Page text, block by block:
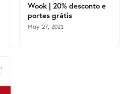
Wook | 20% desconto e
portes grátis
May 27, 2021